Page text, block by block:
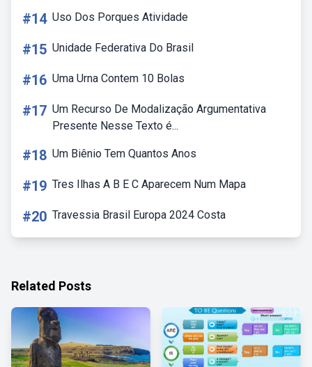
#14 Uso Dos Porques Atividade
#15 Unidade Federativa Do Brasil
#16 Uma Urna Contem 10 Bolas
#17 Um Recurso De Modalização Argumentativa
Presente Nesse Texto é...
#18 Um Biênio Tem Quantos Anos
#19 Tres Ilhas A B E C Aparecem Num Mapa
#20 Travessia Brasil Europa 2024 Costa
Related Posts